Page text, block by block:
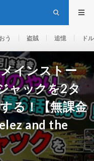
う 盗賊 追憶 ド
インストー
ャックを2タ
る！【無課金
and the